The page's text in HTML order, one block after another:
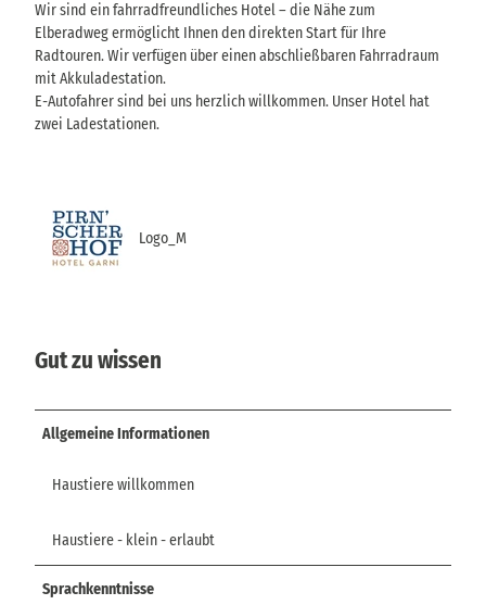
Wir sind ein fahrradfreundliches Hotel – die Nähe zum
Elberadweg ermöglicht Ihnen den direkten Start für Ihre
Radtouren. Wir verfügen über einen abschließbaren Fahrradraum
mit Akkuladestation.
E-Autofahrer sind bei uns herzlich willkommen. Unser Hotel hat
zwei Ladestationen.
Logo_M
Gut zu wissen
Allgemeine Informationen
Haustiere willkommen
Haustiere - klein - erlaubt
Sprachkenntnisse